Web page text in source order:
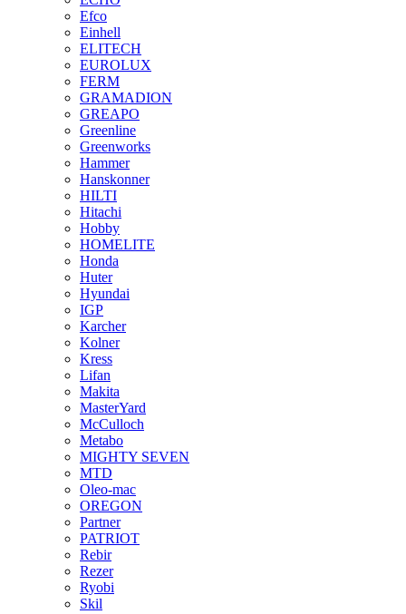
Efco
Einhell
ELITECH
EUROLUX
FERM
GRAMADION
GREAPO
Greenline
Greenworks
Hammer
Hanskonner
HILTI
Hitachi
Hobby
HOMELITE
Honda
Huter
Hyundai
IGP
Karcher
Kolner
Kress
Lifan
Makita
MasterYard
McCulloch
Metabo
MIGHTY SEVEN
MTD
Oleo-mac
OREGON
Partner
PATRIOT
Rebir
Rezer
Ryobi
Skil